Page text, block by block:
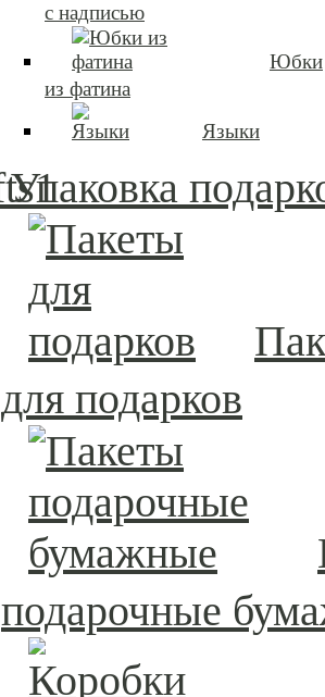
с надписью
Юбки
из фатина
Языки
Упаковка
для подарков
подарочные